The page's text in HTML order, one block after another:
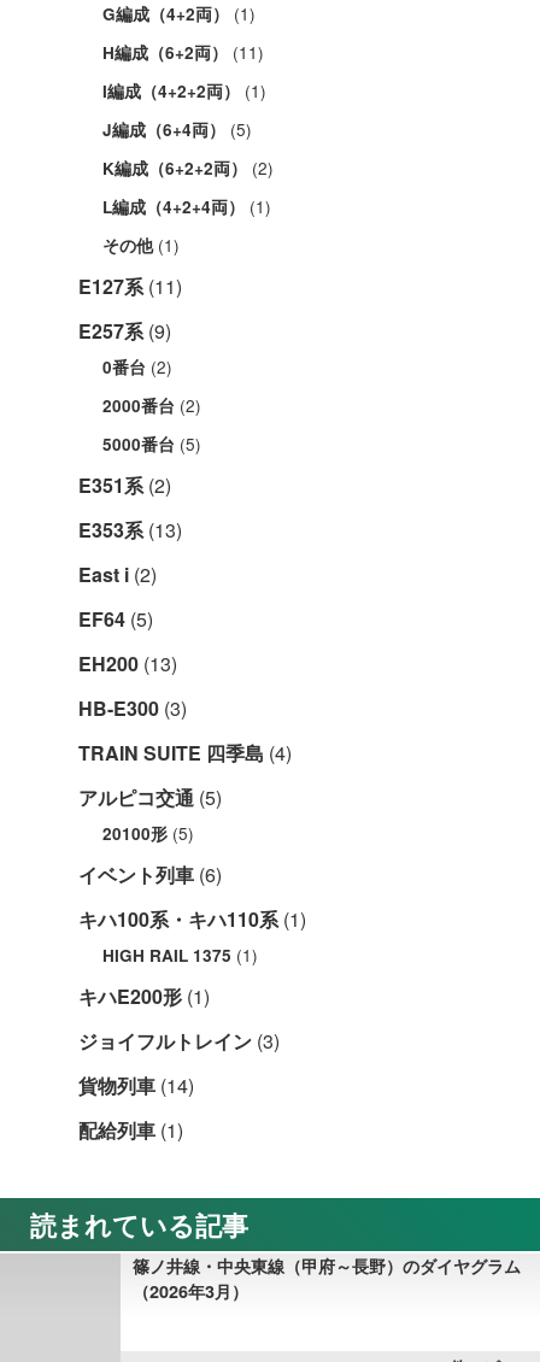
G編成（4+2両） (1)
H編成（6+2両） (11)
I編成（4+2+2両） (1)
J編成（6+4両） (5)
K編成（6+2+2両） (2)
L編成（4+2+4両） (1)
その他(1)
E127系(11)
E257系(9)
0番台 (2)
2000番台 (2)
5000番台 (5)
E351系(2)
E353系(13)
East i (2)
EF64 (5)
EH200 (13)
HB-E300 (3)
TRAIN SUITE 四季島 (4)
アルピコ交通 (5)
20100形 (5)
イベント列車 (6)
キハ100系・キハ110系(1)
HIGH RAIL 1375 (1)
キハE200形 (1)
ジョイフルトレイン (3)
貨物列車 (14)
配給列車 (1)
読まれている記事
篠ノ井線・中央東線（甲府～長野）のダイヤグラム
（2026年3月）